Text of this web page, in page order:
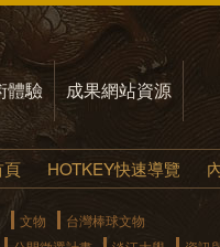
體驗 成果網站資源
HOTKEY快速導覽
文物
台灣棒球文物